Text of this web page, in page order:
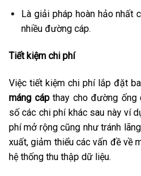
Là giải pháp hoàn hảo nhất
nhiều đường cáp.
Tiết kiệm chi phí
Việc tiết kiệm chi phí lắp đặt
máng cápthay cho đường ống
số các chi phí khác sau này ví
phí mở rộng cũng như tránh
xuất, giảm thiểu các vấn đề về
hệ thống thu thập dữ liệu.